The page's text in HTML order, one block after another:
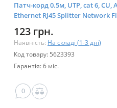
Патч-корд 0.5м, UTP, сat 6, CU,
Ethernet RJ45 Splitter Network
123 грн.
Наявність: На складі (1-3 дні)
Код товару: 5623393
Гарантія: 6 міс.
0